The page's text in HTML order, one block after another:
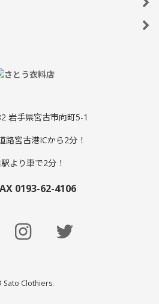
岩手県宮古市向町5-1
路宮古港ICから2分！
より車で2分！
0193-62-4106
Sato Clothiers.